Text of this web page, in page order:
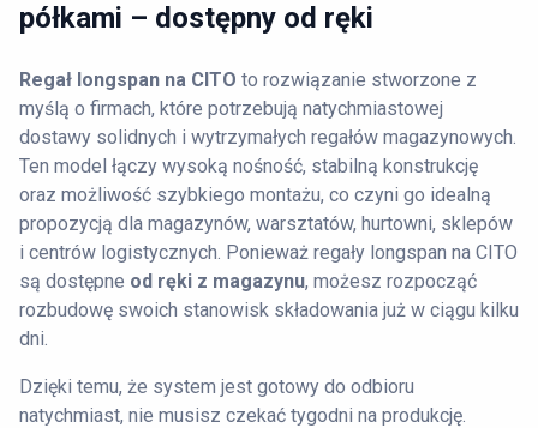
półkami – dostępny od ręki
Regał longspan na CITO to rozwiązanie stworzone z
myślą o firmach, które potrzebują natychmiastowej
dostawy solidnych i wytrzymałych regałów magazynowych.
Ten model łączy wysoką nośność, stabilną konstrukcję
oraz możliwość szybkiego montażu, co czyni go idealną
propozycją dla magazynów, warsztatów, hurtowni, sklepów
i centrów logistycznych. Ponieważ regały longspan na CITO
są dostępne od ręki z magazynu, możesz rozpocząć
rozbudowę swoich stanowisk składowania już w ciągu kilku
dni.
Dzięki temu, że system jest gotowy do odbioru
natychmiast, nie musisz czekać tygodni na produkcję.